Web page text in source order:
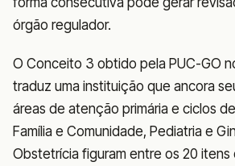
órgão regulador.
O Conceito 3 obtido pela PUC-GO
traduz uma instituição que ancora
áreas de atenção primária e ciclos
Família e Comunidade, Pediatria e
Obstetrícia figuram entre os 20